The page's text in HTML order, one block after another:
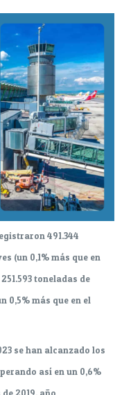
491.344
(un 0,1% más que en
toneladas de
0,5% más que en el
se han alcanzado los
así en un 0,6%